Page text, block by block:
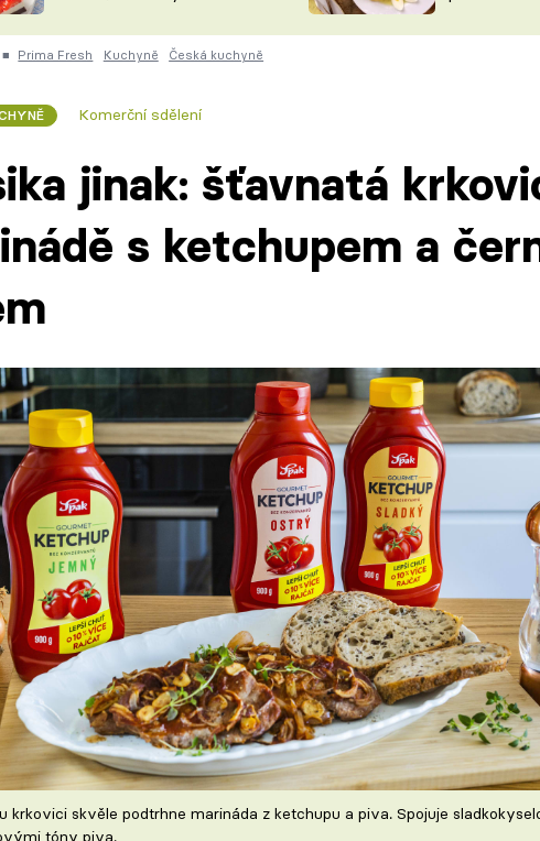
ČESKO NA TALÍŘI
KUCHAŘKA
VYCHYTÁVKY
■ Prima Fresh Kuchyně Česká kuchyně
Komerční sdělení
jinak: šťavnatá
s ketchupem a
krkovici skvěle podtrhne marináda z ketchupu a piva. Spojuje